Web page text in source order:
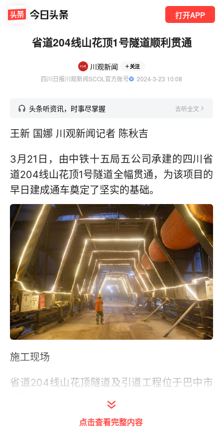
打开APP
省道204线山花顶1号隧道顺利贯通
川观新闻 关注
四川日报川观新闻SCOL官方账号
  2024-3-23 10:08
头条听资讯，时事尽掌握 去听全文
王新 国娜 川观新闻记者 陈秋吉
3月21日，由中铁十五局五公司承建的四川省
道204线山花顶1号隧道全幅贯通，为该项目的
早日建成通车奠定了坚实的基础。
施工现场
省道204线山花顶隧道及引道工程位于巴中市
通江县，是连接国道347线、省道204线和镇
陵园——川陕革命根据地王坪烈士陵园交通专
点击查看完整内容